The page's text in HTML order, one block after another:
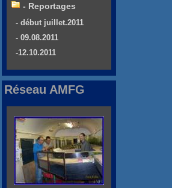
- Reportages
- début juillet.2011
- 09.08.2011
-12.10.2011
Réseau AMFG